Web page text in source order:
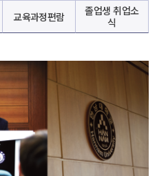
교육과정편람
졸업생 취업소
식